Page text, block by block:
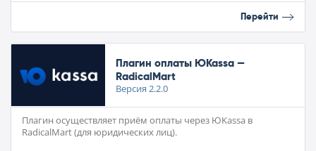
Перейти
Плагин оплаты ЮKassa —
RadicalMart
Версия 2.2.0
Плагин осуществляет приём оплаты через ЮKassa в
RadicalMart (для юридических лиц).